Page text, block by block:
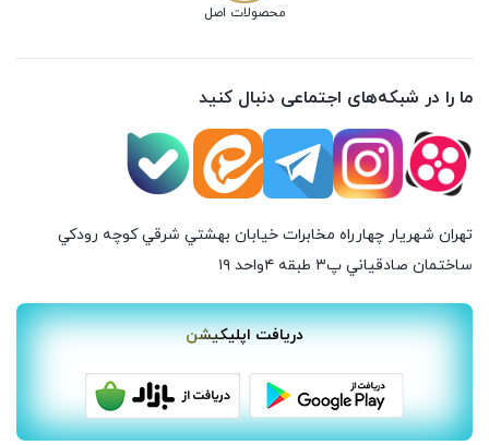
محصولات اصل
ما را در شبکه‌های اجتماعی دنبال کنید
تهران شهريار چهارراه مخابرات خيابان بهشتي شرقي كوچه رودكي
ساختمان صادقياني پ٣ طبقه ٤واحد ۱۹
دریافت اپلیکیشن